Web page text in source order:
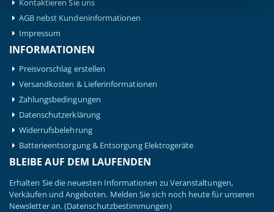
AGB nebst Kundeninformationen
Impressum
INFORMATIONEN
Preisvorschlag erstellen
Versandkosten & Lieferinformationen
Zahlungsbedingungen
Datenschutzerklärung
Widerrufsbelehrung
Batterieentsorgung & Entsorgung Elektrogeräte
BLEIBE AUF DEM LAUFENDEN
Erhalten Sie die neuesten Informationen zu Veranstaltungen,
Verkäufen und Angeboten. Melden Sie sich noch heute für unseren
Newsletter an.(Datenschutzbestimmungen)